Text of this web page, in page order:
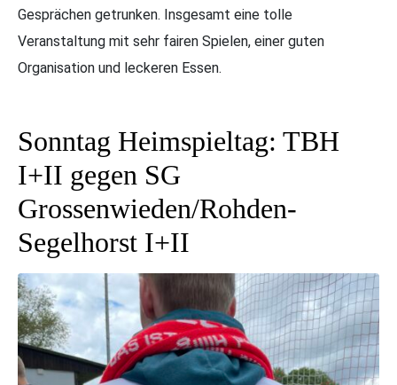
Gesprächen getrunken. Insgesamt eine tolle
Veranstaltung mit sehr fairen Spielen, einer guten
Organisation und leckeren Essen.
Sonntag Heimspieltag: TBH
I+II gegen SG
Grossenwieden/Rohden-
Segelhorst I+II